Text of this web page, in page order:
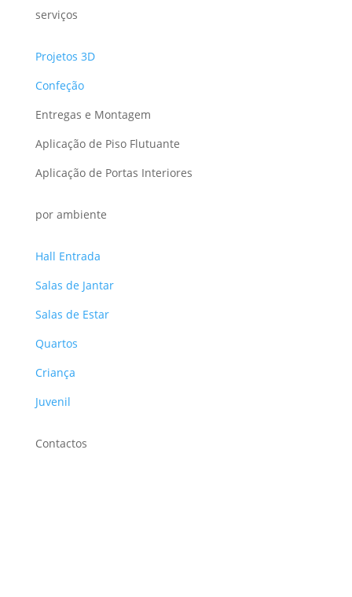
serviços
Projetos 3D
Confeção
Entregas e Montagem
Aplicação de Piso Flutuante
Aplicação de Portas Interiores
por ambiente
Hall Entrada
Salas de Jantar
Salas de Estar
Quartos
Criança
Juvenil
Contactos